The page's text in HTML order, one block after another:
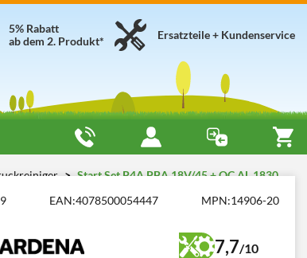
Ersatzteile + Kundenservice
5% Rabatt
ab dem 2. Produkt*
Start Set P4A PBA 18V/45 + QC AL 1830
EAN:4078500054447 MPN:14906-20
7,7/10